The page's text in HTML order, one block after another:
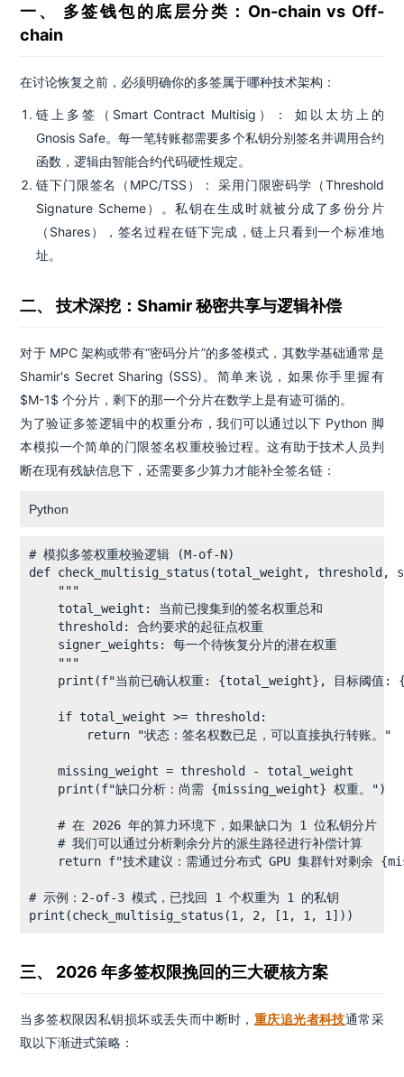
一、 多签钱包的底层分类：On-chain vs Off-
chain
在讨论恢复之前，必须明确你的多签属于哪种技术架构：
链上多签（Smart Contract Multisig）： 如以太坊上的
Gnosis Safe。每一笔转账都需要多个私钥分别签名并调用合约
函数，逻辑由智能合约代码硬性规定。
链下门限签名（MPC/TSS）： 采用门限密码学（Threshold
Signature Scheme）。私钥在生成时就被分成了多份分片
（Shares），签名过程在链下完成，链上只看到一个标准地
址。
二、 技术深挖：Shamir 秘密共享与逻辑补偿
对于 MPC 架构或带有“密码分片”的多签模式，其数学基础通常是
Shamir's Secret Sharing (SSS)。简单来说，如果你手里握有
$M-1$ 个分片，剩下的那一个分片在数学上是有迹可循的。
为了验证多签逻辑中的权重分布，我们可以通过以下 Python 脚
本模拟一个简单的门限签名权重校验过程。这有助于技术人员判
断在现有残缺信息下，还需要多少算力才能补全签名链：
Python
# 模拟多签权重校验逻辑 (M-of-N)
def check_multisig_status(total_weight, threshold,
"""
total_weight: 当前已搜集到的签名权重总和
threshold: 合约要求的起征点权重
signer_weights: 每一个待恢复分片的潜在权重
"""
print(f"当前已确认权重: {total_weight}, 目标阈值:
if total_weight >= threshold:
return "状态：签名权数已足，可以直接执行转账。"
missing_weight = threshold - total_weight
print(f"缺口分析：尚需 {missing_weight} 权重。")
# 在 2026 年的算力环境下，如果缺口为 1 位私钥分片
# 我们可以通过分析剩余分片的派生路径进行补偿计算
return f"技术建议：需通过分布式 GPU 集群针对剩余
# 示例：2-of-3 模式，已找回 1 个权重为 1 的私钥
print(check_multisig_status(1, 2, [1, 1, 1]))
三、 2026 年多签权限挽回的三大硬核方案
当多签权限因私钥损坏或丢失而中断时， 重庆追光者科技通常采
取以下渐进式策略：